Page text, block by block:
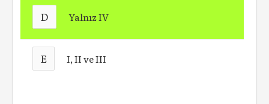
D Yalnız IV
E I, II ve III